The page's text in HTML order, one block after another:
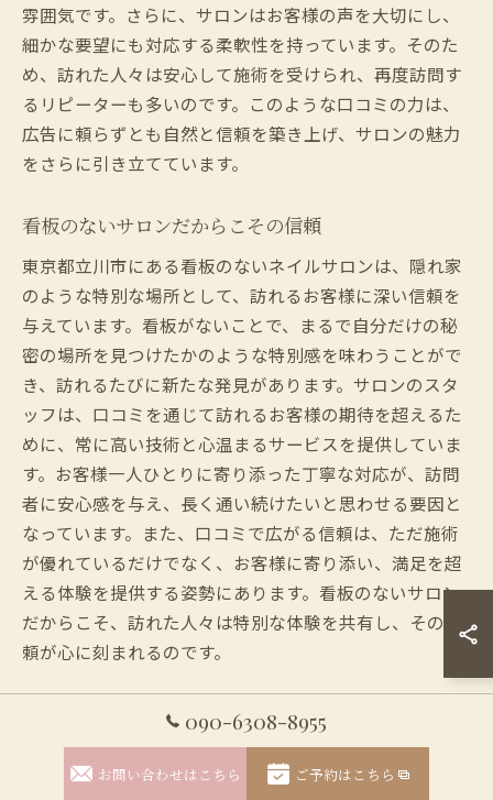
雰囲気です。さらに、サロンはお客様の声を大切にし、
細かな要望にも対応する柔軟性を持っています。そのた
め、訪れた人々は安心して施術を受けられ、再度訪問す
るリピーターも多いのです。このような口コミの力は、
広告に頼らずとも自然と信頼を築き上げ、サロンの魅力
をさらに引き立てています。
看板のないサロンだからこその信頼
東京都立川市にある看板のないネイルサロンは、隠れ家
のような特別な場所として、訪れるお客様に深い信頼を
与えています。看板がないことで、まるで自分だけの秘
密の場所を見つけたかのような特別感を味わうことがで
き、訪れるたびに新たな発見があります。サロンのスタ
ッフは、口コミを通じて訪れるお客様の期待を超えるた
めに、常に高い技術と心温まるサービスを提供していま
す。お客様一人ひとりに寄り添った丁寧な対応が、訪問
者に安心感を与え、長く通い続けたいと思わせる要因と
なっています。また、口コミで広がる信頼は、ただ施術
が優れているだけでなく、お客様に寄り添い、満足を超
える体験を提供する姿勢にあります。看板のないサロン
だからこそ、訪れた人々は特別な体験を共有し、その信
頼が心に刻まれるのです。
立川市で口コミ人気のネイルサロン
東京都立川市には、数多くのネイルサロンが立ち並んで
いますが、その中でも口コミで大変人気を集めているの
090-6308-8955
お問い合わせはこちら ご予約はこちら